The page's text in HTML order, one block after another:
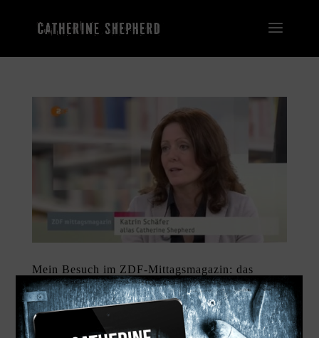
Mein Besuch im ZDF-Mittagsmagazin: das
Video
vonadmin|09. März 2016|Allgemein
Schon Tage vor dem Live-Auftritt beim ZDF-